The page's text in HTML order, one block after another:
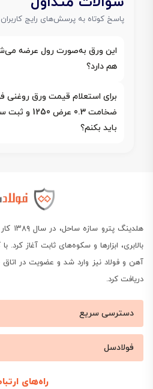
پاسخ کوتاه به پرسش‌های رایج
این ورق به‌صورت رول عرضه
هم دارد؟
ضخامت 0.3
باید بکنم؟
بالابری، ابزارها و سکوه‌های ثابت آغاز
آهن و فولاد نیز وارد شد و عضویت در اتاق
دریافت کرد.
دسترسی سریع
فولادسل
راه‌های